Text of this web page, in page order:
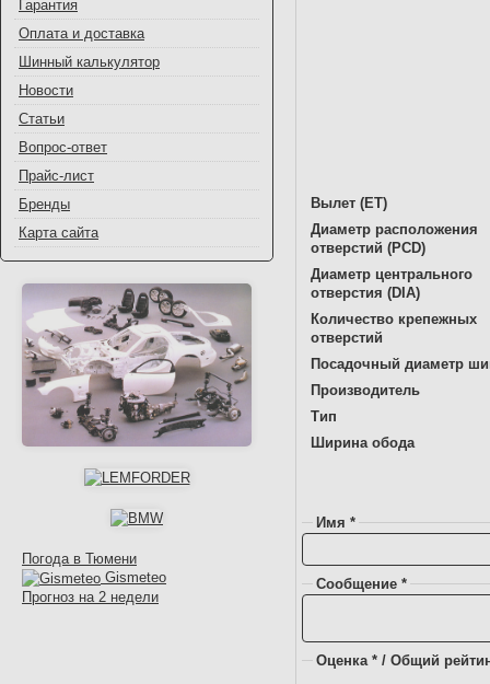
Гарантия
Оплата и доставка
Шинный калькулятор
Новости
Статьи
Вопрос-ответ
Прайс-лист
Бренды
Карта сайта
Погода в Тюмени
Gismeteo
Прогноз на 2 недели
Вылет (ET)
Диаметр расположения
отверстий (PCD)
Диаметр центрального
отверстия (DIA)
Количество крепежных
отверстий
Посадочный диаметр
Производитель
Тип
Ширина обода
Имя *
Сообщение *
Оценка * / Общий